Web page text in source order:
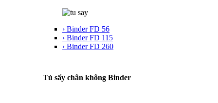
› Binder FD 56
› Binder FD 115
› Binder FD 260
Tủ sấy chân không Binder